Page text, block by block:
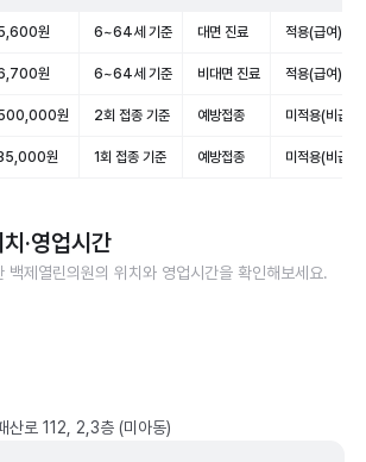
원 6~64세 기준 대면 진료 적용(급여)
원 6~64세 기준 비대면 진료 적용(급여)
원 2회 접종 기준 예방접종 미적용(비급여)
원 1회 접종 기준 예방접종 미적용(비급여)
·영업시간
백제열린의원의 위치와 영업시간을 확인해보세요.
산로 112, 2,3층 (미아동)